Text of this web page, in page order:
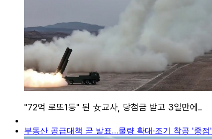
부동산 공급대책 곧 발표…물량 확대·조기 착공 '중점'